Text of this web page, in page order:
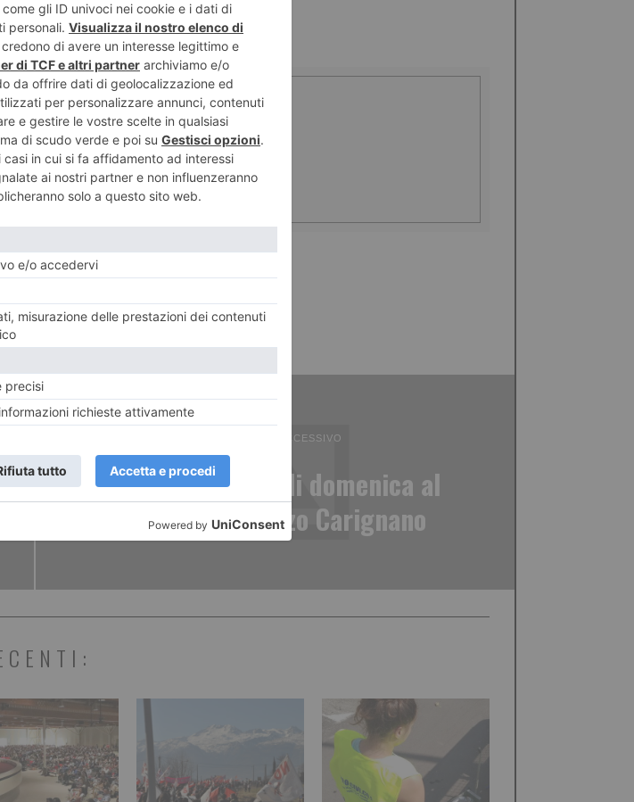
DAL 1919 AI GIORNI NOSTRI
ARTICOLO SUCCESSIVO
Visita per disabili domenica al
Museo di Palazzo Carignano